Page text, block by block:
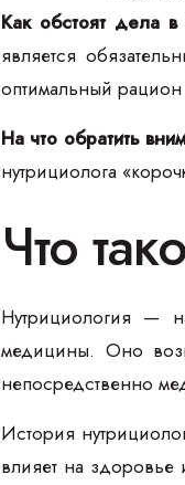
Как обстоят дела
является
оптимальный рацион
На что обратить
нутрициолога
Что
Нутрициология —
медицины. Оно
непосредственно
История
влияет на здоровье